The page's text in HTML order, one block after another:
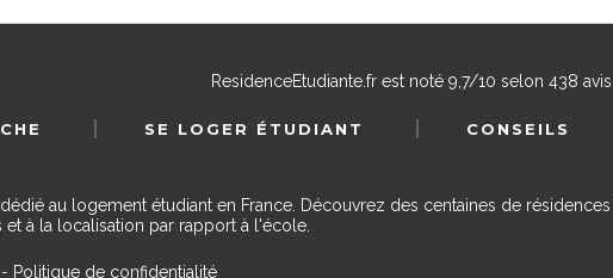
ResidenceEtudiante.frest noté 9,7/10 selon 438
SE LOGER ÉTUDIANT
CONSEILS
au logement étudiant en France. Découvrez des centaines de
à la localisation par rapport à l'école.
- Politique de confidentialité